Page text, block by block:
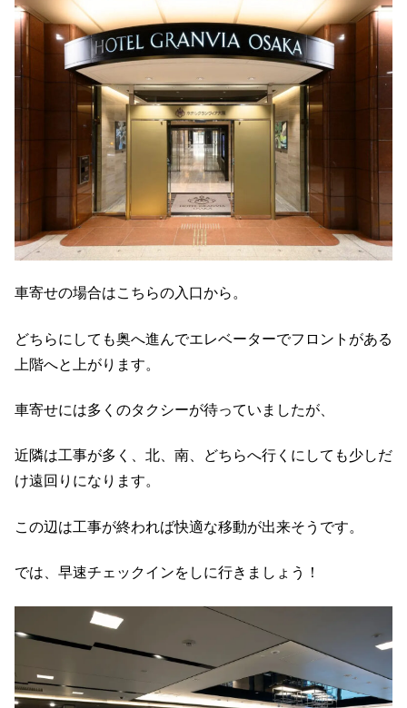
車寄せの場合はこちらの入口から。
どちらにしても奥へ進んでエレベーターでフロントがある
上階へと上がります。
車寄せには多くのタクシーが待っていましたが、
近隣は工事が多く、北、南、どちらへ行くにしても少しだ
け遠回りになります。
この辺は工事が終われば快適な移動が出来そうです。
では、早速チェックインをしに行きましょう！